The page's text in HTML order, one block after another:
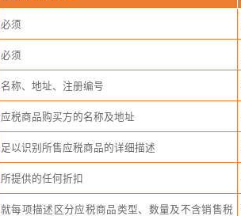
必须
必须
名称、地址、注册编号
应税商品购买方的名称及地址
足以识别所售应税商品的详细描述
所提供的任何折扣
就每项描述区分应税商品类型、数量及不含销售税